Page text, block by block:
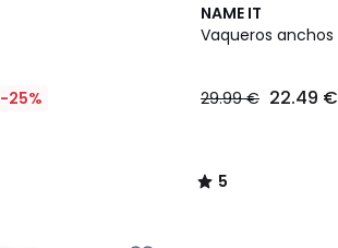
-25%
NAME IT
Vaqueros anchos
29.99 € 22.49 €
5
/
5
/